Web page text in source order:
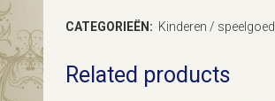
metaal
CATEGORIEËN: Kinderen / speelgoed
Related products